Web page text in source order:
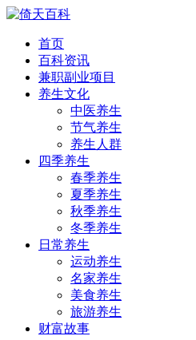
首页
百科资讯
兼职副业项目
养生文化
中医养生
节气养生
养生人群
四季养生
春季养生
夏季养生
秋季养生
冬季养生
日常养生
运动养生
名家养生
美食养生
旅游养生
财富故事